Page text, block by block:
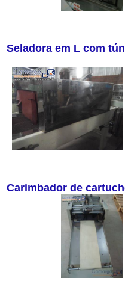
Seladora em L com
Carimbador de